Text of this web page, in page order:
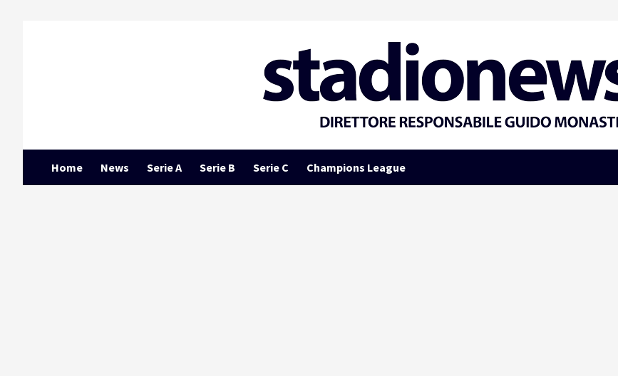
Home News Serie A Serie B Serie C Champions League